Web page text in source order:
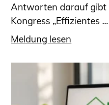
Ingenieurakademie
Antworten darauf gibt
Kongress „Effizientes ...
Meldung lesen